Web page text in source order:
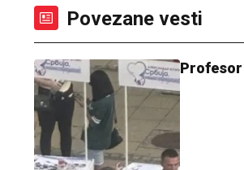
Povezane vesti
Profesor